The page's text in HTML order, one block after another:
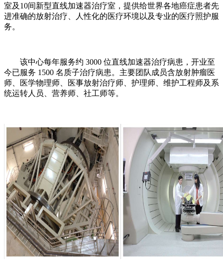
室及10间新型直线加速器治疗室，提供给世界各地癌症患者先
进准确的放射治疗、人性化的医疗环境以及专业的医疗照护服
务。
该中心每年服务约 3000 位直线加速器治疗病患，开业至
今已服务 1500 名质子治疗病患。主要团队成员含放射肿瘤医
师、医学物理师、医事放射治疗师、护理师、维护工程师及系
统运转人员、营养师、社工师等。